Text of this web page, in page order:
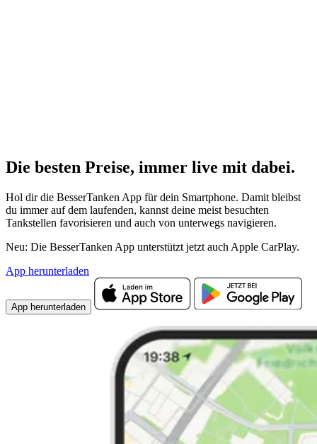
Die besten Preise, immer live mit dabei.
Hol dir die BesserTanken App für dein Smartphone. Damit bleibst
du immer auf dem laufenden, kannst deine meist besuchten
Tankstellen favorisieren und auch von unterwegs navigieren.
Neu: Die BesserTanken App unterstützt jetzt auch Apple CarPlay.
App herunterladen
App herunterladen